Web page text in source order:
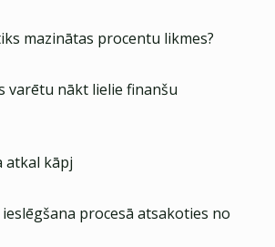
mazinātas procentu likmes?
varētu nākt lielie finanšu
atkal kāpj
ieslēgšana procesā atsakoties no